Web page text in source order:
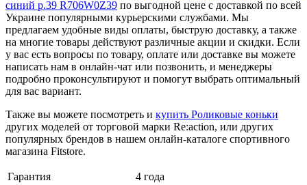
синий р.39 R706W0Z39 по выгодной цене с доставкой по всей
Украине популярными курьерскими службами. Мы
предлагаем удобные виды оплаты, быструю доставку, а также
на многие товары действуют различные акции и скидки. Если
у вас есть вопросы по товару, оплате или доставке вы можете
написать нам в онлайн-чат или позвонить, и менеджеры
подробно проконсультируют и помогут выбрать оптимальный
для вас вариант.
Также вы можете посмотреть и купить Роликовые коньки
других моделей от торговой марки Re:action, или других
популярных брендов в нашем онлайн-каталоге спортивного
магазина Fitstore.
Гарантия
4 года